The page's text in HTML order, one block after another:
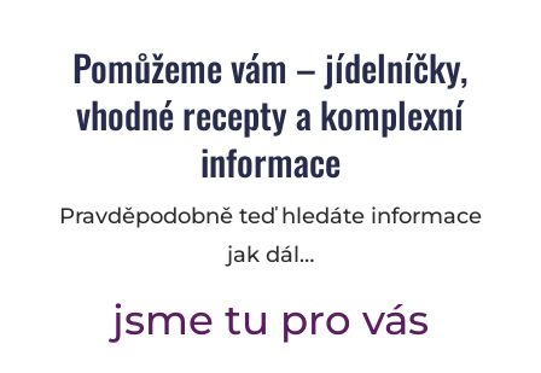
Pomůžeme vám – jídelníčky,
vhodné recepty a komplexní
informace
Pravděpodobně teď hledáte informace
jak dál…
jsme tu pro vás